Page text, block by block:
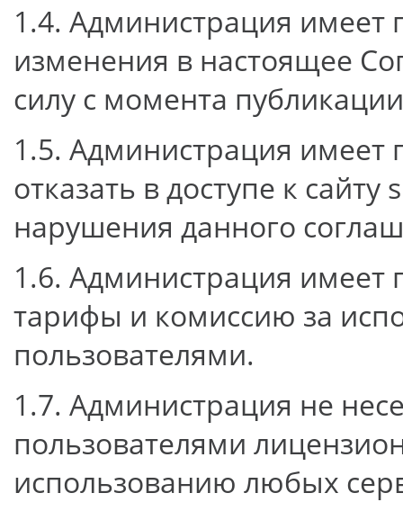
1.4. Администрация имеет
изменения в настоящее
силу с момента
1.5. Администрация имеет
отказать в доступе к
нарушения данного
1.6. Администрация
тарифы и комиссию за
пользователями.
1.7. Администрация не
пользователями
использованию любых